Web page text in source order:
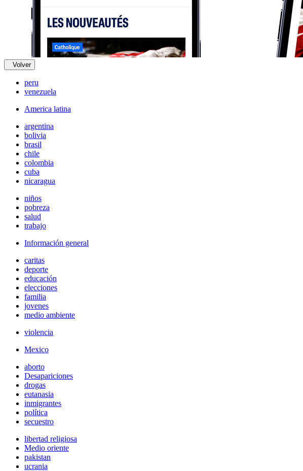
Volver
peru
venezuela
America latina
argentina
bolivia
brasil
chile
colombia
cuba
nicaragua
niños
pobreza
salud
trabajo
Información general
caritas
deporte
educación
elecciones
familia
jovenes
medio ambiente
violencia
Mexico
aborto
Desapariciones
drogas
eutanasia
inmigrantes
política
secuestro
libertad religiosa
Medio oriente
pakistan
ucrania